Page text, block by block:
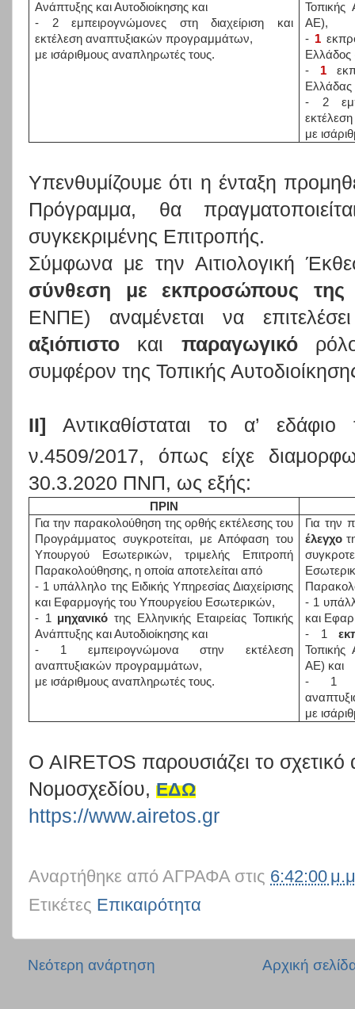
Ανάπτυξης και Αυτοδιοίκησης και
- 2 εμπειρογνώμονες στη διαχείριση και
εκτέλεση αναπτυξιακών προγραμμάτων,
με ισάριθμους αναπληρωτές τους.
Τοπικής
ΑΕ),
- 1
Ελλάδος
- 1
Ελλάδας
- 2
με
Υπενθυμίζουμε ότι η ένταξη
Πρόγραμμα, θα
συγκεκριμένης Επιτροπής.
Σύμφωνα με την Αιτιολογική
σύνθεση με εκπροσώπους της
ΕΝΠΕ) αναμένεται να
αξιόπιστο και παραγωγικό
συμφέρον της Τοπικής
ΙΙ]
Αντικαθίσταται το α’
ν.4509/2017, όπως είχε
30.3.2020 ΠΝΠ, ως εξής:
ΠΡΙΝ
Για την παρακολούθηση της ορθής εκτέλεσης του
Προγράμματος συγκροτείται, με Απόφαση του
Υπουργού Εσωτερικών, τριμελής Επιτροπή
Παρακολούθησης, η οποία αποτελείται από
- 1 υπάλληλο της Ειδικής Υπηρεσίας Διαχείρισης
και Εφαρμογής του Υπουργείου Εσωτερικών,
- 1 μηχανικότης Ελληνικής Εταιρείας Τοπικής
Ανάπτυξης και Αυτοδιοίκησης και
- 1 εμπειρογνώμονα στην εκτέλεση
αναπτυξιακών προγραμμάτων,
με ισάριθμους αναπληρωτές τους.
Για την
έλεγχο
- 1
και
- 1
Τοπικής
ΑΕ) και
- 1
με
Ο AIRETOS παρουσιάζει το
Νομοσχεδίου, ΕΔΩ
https://www.airetos.gr
Αναρτήθηκε από ΑΓΡΑΦΑ στις 6:42:00
Ετικέτες Επικαιρότητα
Νεότερη ανάρτηση Αρχική